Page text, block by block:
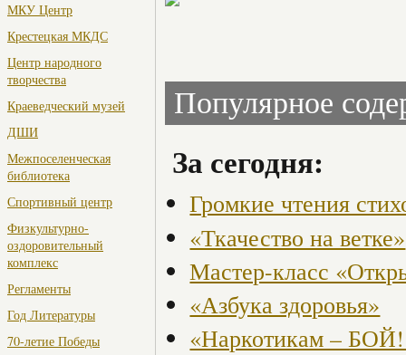
МКУ Центр
Крестецкая МКДС
Центр народного
творчества
Краеведческий музей
ДШИ
Межпоселенческая
библиотека
Спортивный центр
Физкультурно-
оздоровительный
комплекс
Регламенты
Год Литературы
70-летие Победы
Популярное
За сегодня:
Громкие чтения
«Ткачество на ветке»
Мастер-класс
«Азбука здоровья»
«Наркотикам –